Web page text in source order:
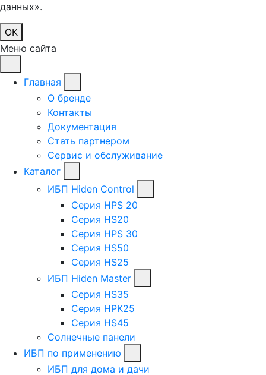
данных».
ОК
Меню сайта
Главная
О бренде
Контакты
Документация
Стать партнером
Сервис и обслуживание
Каталог
ИБП Hiden Control
Серия HPS 20
Серия HS20
Серия HPS 30
Серия HS50
Серия HS25
ИБП Hiden Master
Серия HS35
Серия HPK25
Серия HS45
Солнечные панели
ИБП по применению
ИБП для дома и дачи